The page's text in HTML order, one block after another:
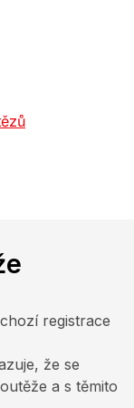
registrace
že se
a s těmito